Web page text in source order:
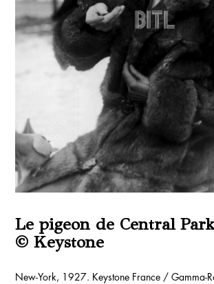
Le pigeon de Central
© Keystone
New-York, 1927. Keystone France / Gamma-